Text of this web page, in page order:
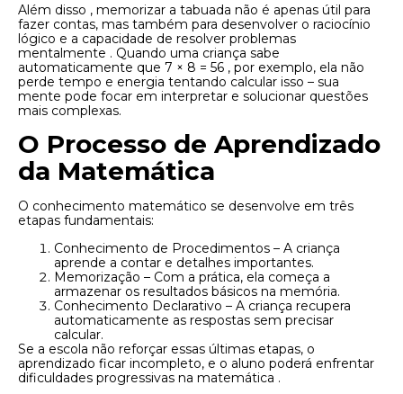
Além disso , memorizar a tabuada não é apenas útil para
fazer contas, mas também para desenvolver o raciocínio
lógico e a capacidade de resolver problemas
mentalmente . Quando uma criança sabe
automaticamente que 7 × 8 = 56 , por exemplo, ela não
perde tempo e energia tentando calcular isso – sua
mente pode focar em interpretar e solucionar questões
mais complexas.
O Processo de Aprendizado
da Matemática
O conhecimento matemático se desenvolve em três
etapas fundamentais:
Conhecimento de Procedimentos – A criança
aprende a contar e detalhes importantes.
Memorização – Com a prática, ela começa a
armazenar os resultados básicos na memória.
Conhecimento Declarativo – A criança recupera
automaticamente as respostas sem precisar
calcular.
Se a escola não reforçar essas últimas etapas, o
aprendizado ficar incompleto, e o aluno poderá enfrentar
dificuldades progressivas na matemática .